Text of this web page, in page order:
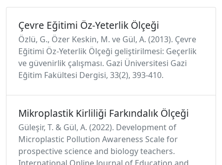
Çevre Eğitimi Öz-Yeterlik Ölçeği
Özlü, G., Özer Keskin, M. ve Gül, A. (2013). Çevre
Eğitimi Öz-Yeterlik Ölçeği geliştirilmesi: Geçerlik
ve güvenirlik çalışması. Gazi Üniversitesi Gazi
Eğitim Fakültesi Dergisi, 33(2), 393-410.
Mikroplastik Kirliliği Farkındalık Ölçeği
Güleşir, T. & Gül, A. (2022). Development of
Microplastic Pollution Awareness Scale for
prospective science and biology teachers.